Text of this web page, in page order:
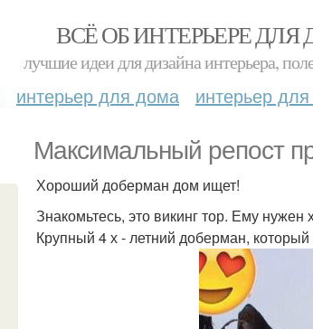
ВСЁ ОБ ИНТЕРЬЕРЕ
лучшие идеи для дизайна интерьера,
интерьер для дома интерьер
Максимальный репост
Хороший доберман дом ищет!
Знакомьтесь, это викинг тор. Ему нужен
Крупный 4 х - летний доберман,